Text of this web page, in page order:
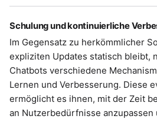
Schulung und kontinuierliche
Im Gegensatz zu herkömmlicher
expliziten Updates statisch bleibt,
Chatbots verschiedene
Lernen und Verbesserung. Diese
ermöglicht es ihnen, mit der Zeit
an Nutzerbedürfnisse